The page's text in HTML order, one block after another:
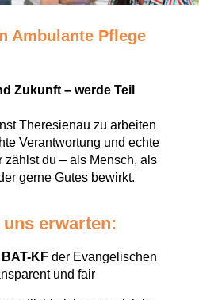
Ambulante Pflege
Zukunft – werde Teil
Theresienau zu arbeiten
Verantwortung und echte
zählst du – als Mensch, als
gerne Gutes bewirkt.
erwarten:
KFder Evangelischen
und fair